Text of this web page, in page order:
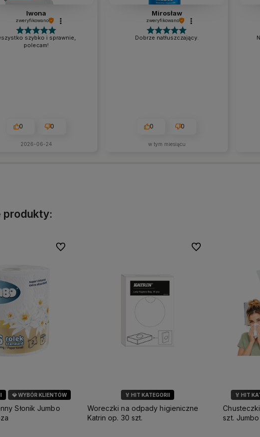
Iwona
zweryfikowano
szybko i sprawnie,
polecam!
0 0
2026-06-24
Mirosław
zweryfikowano
Dobrze natłuszczający.
0 0
w tym miesiącu
produkty:
💎 WYBÓR KLIENTÓW
Słonik Jumbo
Do ulubionych
🏅 HIT KATEGORII
Woreczki na odpady higieniczne
Katrin op. 30 szt.
Do ulubionych
🏅 HIT
szt. Jumbo